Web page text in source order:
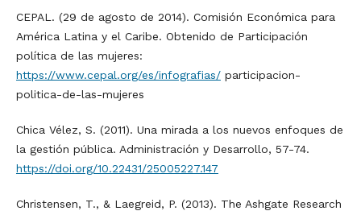
CEPAL. (29 de agosto de 2014). Comisión Económica para
América Latina y el Caribe. Obtenido de Participación
política de las mujeres:
https://www.cepal.org/es/infografias/participacion-
politica-de-las-mujeres
Chica Vélez, S. (2011). Una mirada a los nuevos enfoques de
la gestión pública. Administración y Desarrollo, 57-74.
https://doi.org/10.22431/25005227.147
Christensen, T., & Laegreid, P. (2013). The Ashgate Research